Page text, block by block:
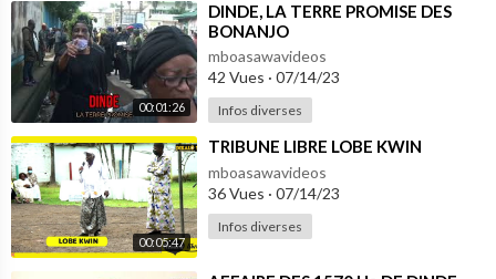
00:01:26
⁣DINDE, LA TERRE PROMISE DES
BONANJO
mboasawavideos
42 Vues · 07/14/23
Infos diverses
00:05:47
⁣TRIBUNE LIBRE LOBE KWIN
mboasawavideos
36 Vues · 07/14/23
Infos diverses